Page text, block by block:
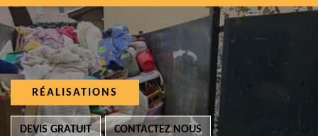
RÉALISATIONS
DEVIS GRATUIT CONTACTEZ NOUS